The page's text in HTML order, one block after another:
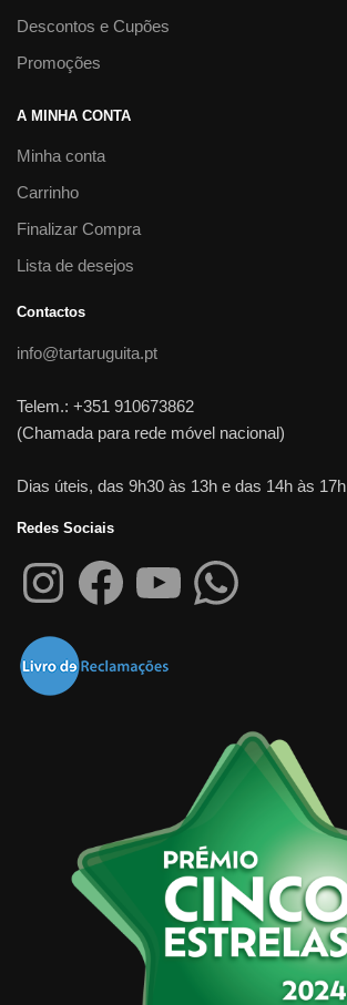
Descontos e Cupões
Promoções
A MINHA CONTA
Minha conta
Carrinho
Finalizar Compra
Lista de desejos
Contactos
info@tartaruguita.pt
Telem.: +351 910673862
(Chamada para rede móvel nacional)
Dias úteis, das 9h30 às 13h e das 14h às 17h
Redes Sociais